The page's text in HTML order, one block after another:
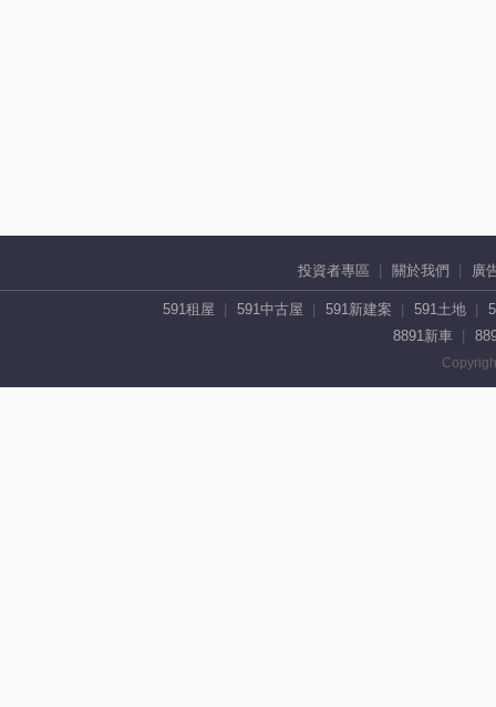
投資者專區 關於我們 廣
591租屋 591中古屋 591新建案 591土地
8891新車